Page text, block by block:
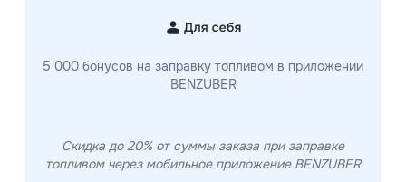
5 000 бонусов на заправку топливом в приложении
BENZUBER
Скидка до 20% от суммы заказа при заправке
топливом через мобильное приложение BENZUBER